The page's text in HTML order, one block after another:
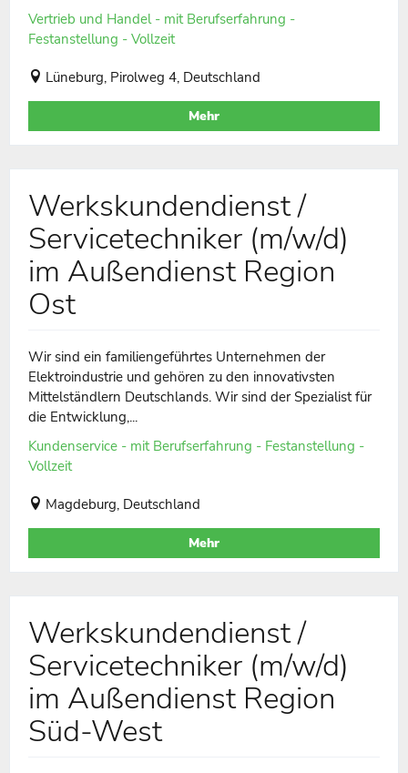
Vertrieb und Handel - mit Berufserfahrung -
Festanstellung - Vollzeit
Lüneburg, Pirolweg 4, Deutschland
Mehr
Werkskundendienst /
Servicetechniker (m/w/d)
im Außendienst Region
Ost
Wir sind ein familiengeführtes Unternehmen der
Elektroindustrie und gehören zu den innovativsten
Mittelständlern Deutschlands. Wir sind der Spezialist für
die Entwicklung,...
Kundenservice - mit Berufserfahrung - Festanstellung -
Vollzeit
Magdeburg, Deutschland
Mehr
Werkskundendienst /
Servicetechniker (m/w/d)
im Außendienst Region
Süd-West